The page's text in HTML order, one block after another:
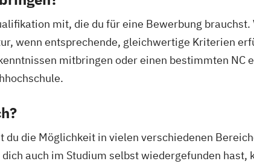
mit, die du für eine Bewerbung brauchst.
wenn entsprechende, gleichwertige Kriterien
mitbringen oder einen bestimmten NC
die Möglichkeit in vielen verschiedenen
auch im Studium selbst wiedergefunden hast,